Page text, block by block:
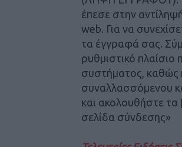
έπεσε στην
web. Για να
τα έγγραφά σας.
ρυθμιστικό πλαίσιο
συστήματος, καθώς
συναλλασσόμενου
και ακολουθήστε
σελίδα σύνδεσης»